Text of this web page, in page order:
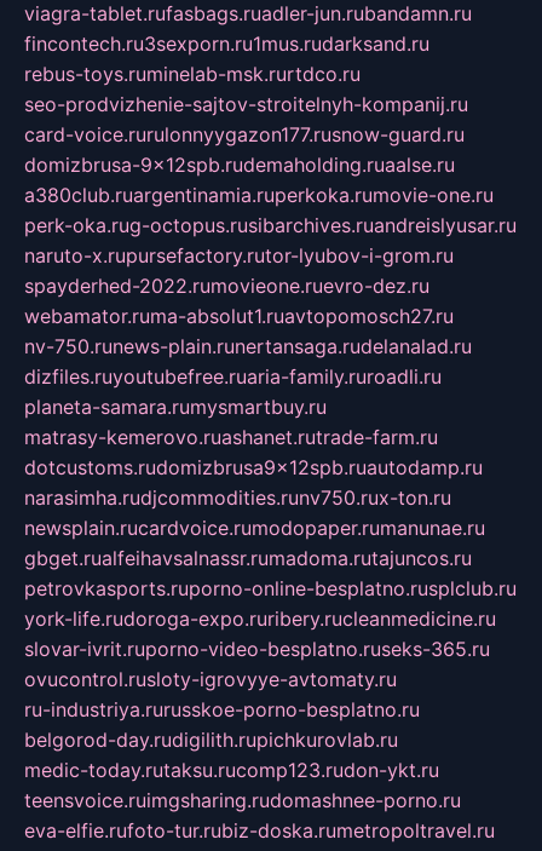
viagra-tablet.rufasbags.ruadler-jun.rubandamn.ru
fincontech.ru3sexporn.ru1mus.rudarksand.ru
rebus-toys.ruminelab-msk.rurtdco.ru
seo-prodvizhenie-sajtov-stroitelnyh-kompanij.ru
card-voice.rurulonnyygazon177.rusnow-guard.ru
domizbrusa-9x12spb.rudemaholding.ruaalse.ru
a380club.ruargentinamia.ruperkoka.rumovie-one.ru
perk-oka.rug-octopus.rusibarchives.ruandreislyusar.ru
naruto-x.rupursefactory.rutor-lyubov-i-grom.ru
spayderhed-2022.rumovieone.ruevro-dez.ru
webamator.ruma-absolut1.ruavtopomosch27.ru
nv-750.runews-plain.runertansaga.rudelanalad.ru
dizfiles.ruyoutubefree.ruaria-family.ruroadli.ru
planeta-samara.rumysmartbuy.ru
matrasy-kemerovo.ruashanet.rutrade-farm.ru
dotcustoms.rudomizbrusa9x12spb.ruautodamp.ru
narasimha.rudjcommodities.runv750.rux-ton.ru
newsplain.rucardvoice.rumodopaper.rumanunae.ru
gbget.rualfeihavsalnassr.rumadoma.rutajuncos.ru
petrovkasports.ruporno-online-besplatno.rusplclub.ru
york-life.rudoroga-expo.ruribery.rucleanmedicine.ru
slovar-ivrit.ruporno-video-besplatno.ruseks-365.ru
ovucontrol.rusloty-igrovyye-avtomaty.ru
ru-industriya.rurusskoe-porno-besplatno.ru
belgorod-day.rudigilith.rupichkurovlab.ru
medic-today.rutaksu.rucomp123.rudon-ykt.ru
teensvoice.ruimgsharing.rudomashnee-porno.ru
eva-elfie.rufoto-tur.rubiz-doska.rumetropoltravel.ru